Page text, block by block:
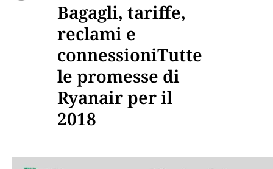
Bagagli, tariffe,
reclami e
connessioniTutte
le promesse di
Ryanair per il
2018